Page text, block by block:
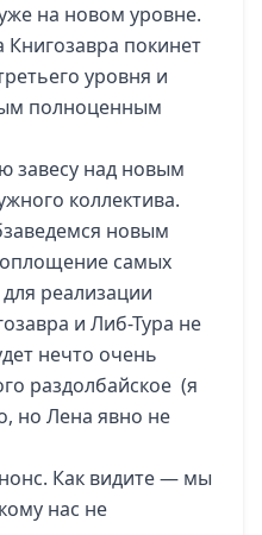
на новом уровне.
покинет
уровня и
полноценным
завесу над новым
коллектива.
новым
самых
реализации
и Либ-Тура не
нечто очень
раздолбайское (я
но Лена явно не
Как видите — мы
нас не